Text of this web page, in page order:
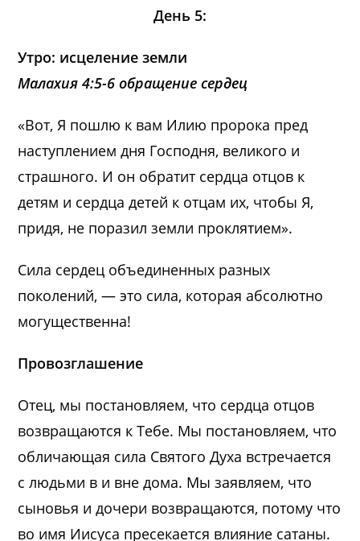
День 5:
Утро: исцеление земли
Малахия 4:5-6 обращение сердец
«Вот, Я пошлю к вам Илию пророка пред
наступлением дня Господня, великого и
страшного. И он обратит сердца отцов к
детям и сердца детей к отцам их, чтобы Я,
придя, не поразил земли проклятием».
Сила сердец объединенных разных
поколений, — это сила, которая абсолютно
могущественна!
Провозглашение
Отец, мы постановляем, что сердца отцов
возвращаются к Тебе. Мы постановляем, что
обличающая сила Святого Духа встречается
с людьми в и вне дома. Мы заявляем, что
сыновья и дочери возвращаются, потому что
во имя Иисуса пресекается влияние сатаны.